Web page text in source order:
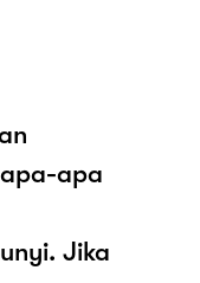
apa
Jika